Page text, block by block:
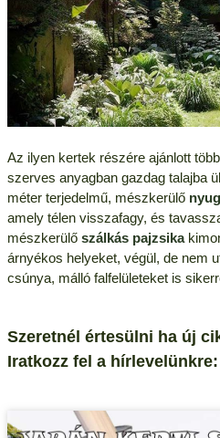
Az ilyen kertek részére ajánlott
szerves anyagban gazdag talajba
méter terjedelmű, mészkerülő
amely télen visszafagy, és
mészkerülő szálkás pajzsika
árnyékos helyeket, végül, de nem
csúnya, málló falfelületeket is
Szeretnél értesülni ha új
Iratkozz fel a hírlevelünkre: